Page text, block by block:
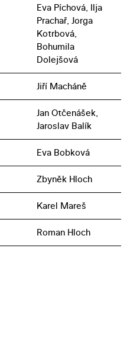
Eva Píchová, Ilja
Prachař, Jorga
Kotrbová,
Bohumila
Dolejšová
Jiří Macháně
Jan Otčenášek,
Jaroslav Balík
Eva Bobková
Zbyněk Hloch
Karel Mareš
Roman Hloch